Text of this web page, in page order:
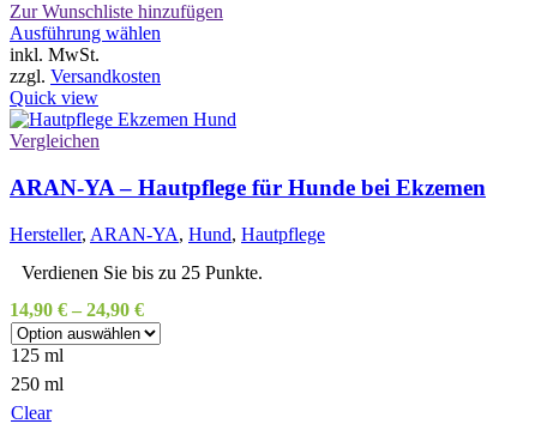
Zur Wunschliste hinzufügen
Ausführung wählen
Varianten
Optionen
können
auf
der
Produktseite
inkl. MwSt.
zzgl. Versandkosten
Quick view
Vergleichen
ARAN-YA – Hautpflege für Hunde bei Ekzemen
Hersteller, ARAN-YA, Hund, Hautpflege
Verdienen Sie bis zu 25 Punkte.
14,90 € – 24,90 €
125 ml
250 ml
Clear